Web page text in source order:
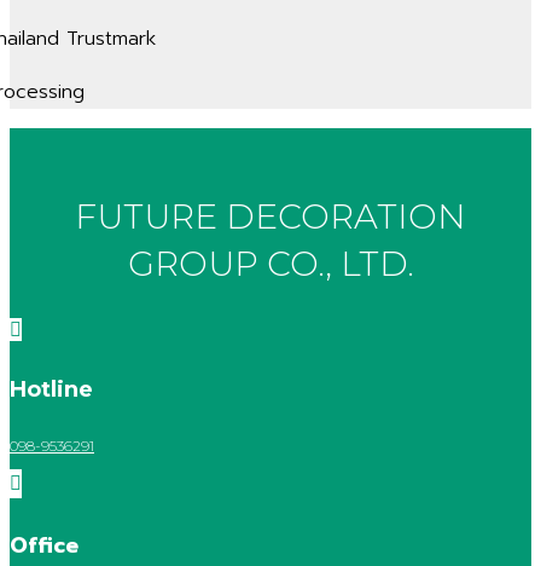
Trustmark
FUTURE DECORATION
GROUP CO., LTD.

Hotline
098-9536291

Office